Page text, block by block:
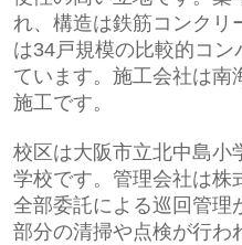
れ、構造は鉄筋コンクリ
は34戸規模の比較的コ
ています。施工会社は南
施工です。
校区は大阪市立北中島小
学校です。管理会社は株
全部委託による巡回管理
部分の清掃や点検が行わ